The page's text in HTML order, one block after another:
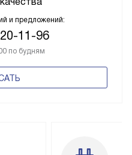
и предложений:
11-96
по будням